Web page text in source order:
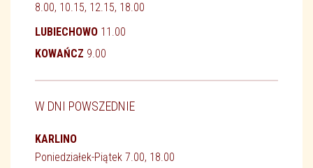
8.00, 10.15, 12.15, 18.00
LUBIECHOWO 11.00
KOWAŃCZ 9.00
W DNI POWSZEDNIE
KARLINO
Poniedziałek-Piątek 7.00, 18.00